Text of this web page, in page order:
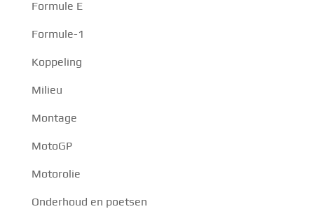
Formule E
Formule-1
Koppeling
Milieu
Montage
MotoGP
Motorolie
Onderhoud en poetsen